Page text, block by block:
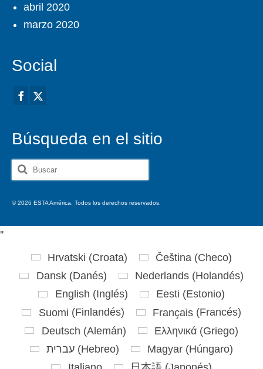
abril 2020
marzo 2020
Social
Búsqueda en el sitio
Buscar
por:
© 2026 ESTA América. Todos los derechos reservados.
''
Hrvatski (Croata) Čeština (Checo)
Dansk(Danés) Nederlands(Holandés)
English (Inglés) Eesti (Estonio)
Suomi (Finlandés) Français(Francés)
Deutsch (Alemán) Ελληνικά(Griego)
עברית (Hebreo) Magyar (Húngaro)